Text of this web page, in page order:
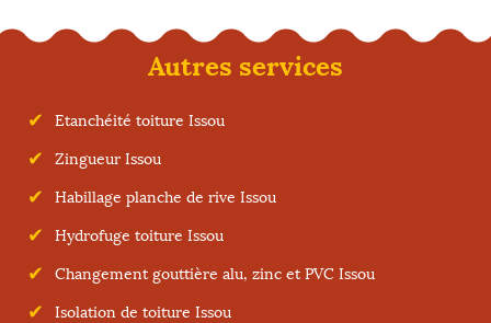
Autres services
Etanchéité toiture Issou
Zingueur Issou
Habillage planche de rive Issou
Hydrofuge toiture Issou
Changement gouttière alu, zinc et PVC Issou
Isolation de toiture Issou